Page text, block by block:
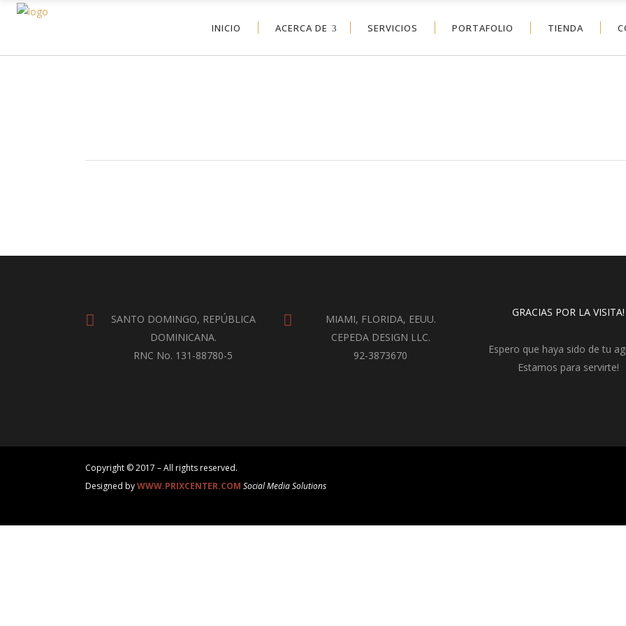
INICIO ACERCA DE SERVICIOS PORTAFOLIO TIENDA
SANTO DOMINGO, REPÚBLICA
DOMINICANA.
RNC No. 131-88780-5
MIAMI, FLORIDA, EEUU.
CEPEDA DESIGN LLC.
92-3873670
GRACIAS POR LA VISITA!
Espero que haya sido de tu
Estamos para servirte!
Copyright © 2017 – All rights reserved.
Designed byWWW.PRIXCENTER.COM Social Media Solutions